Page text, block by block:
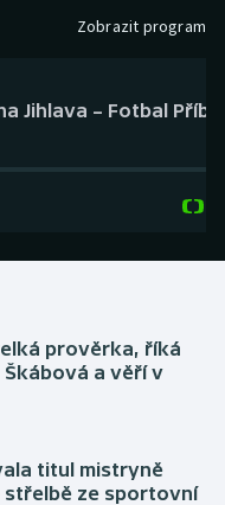
Zobrazit program
Jihlava – Fotbal
prověrka, říká
a věří v
titul mistryně
střelbě ze sportovní